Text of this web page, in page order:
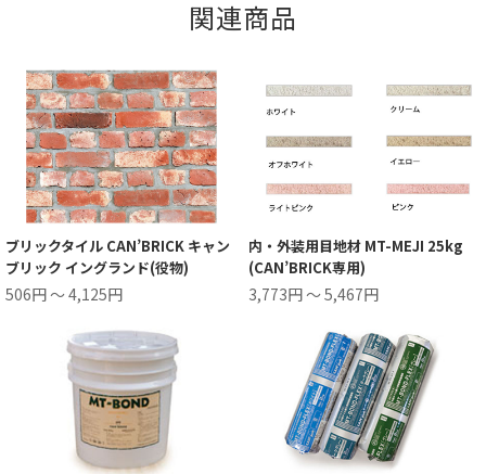
関連商品
ブリックタイル CAN’BRICK キャン
ブリック イングランド(役物)
506円 ～ 4,125円
内・外装用目地材 MT-MEJI 25kg
(CAN’BRICK専用)
3,773円 ～ 5,467円